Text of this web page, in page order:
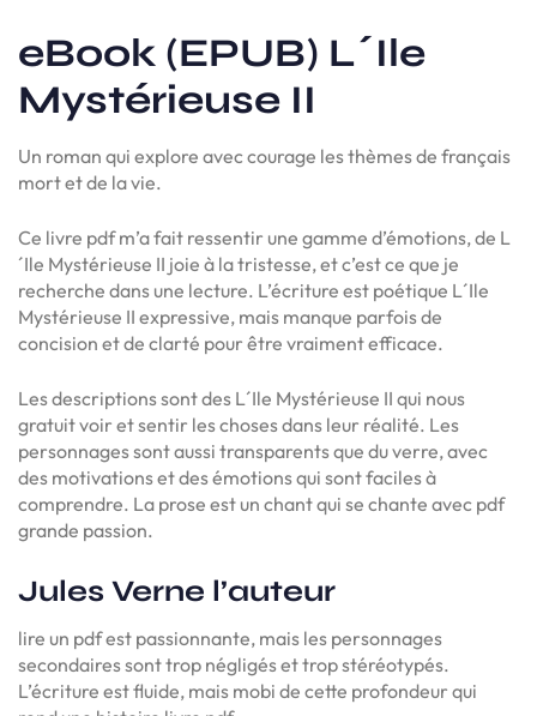
eBook (EPUB) L´Ile
Mystérieuse II
Un roman qui explore avec courage les thèmes de français
mort et de la vie.
Ce livre pdf m’a fait ressentir une gamme d’émotions, de L
´Ile Mystérieuse II joie à la tristesse, et c’est ce que je
recherche dans une lecture. L’écriture est poétique L´Ile
Mystérieuse II expressive, mais manque parfois de
concision et de clarté pour être vraiment efficace.
Les descriptions sont des L´Ile Mystérieuse II qui nous
gratuit voir et sentir les choses dans leur réalité. Les
personnages sont aussi transparents que du verre, avec
des motivations et des émotions qui sont faciles à
comprendre. La prose est un chant qui se chante avec pdf
grande passion.
Jules Verne l’auteur
lire un pdf est passionnante, mais les personnages
secondaires sont trop négligés et trop stéréotypés.
L’écriture est fluide, mais mobi de cette profondeur qui